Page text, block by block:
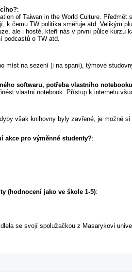
:
of Taiwan in the World Culture.
k čemu TW politika směřuje atd. Velikým
ale i hosté, kteří nás v první půlce kurzu
podcastů o TW atd.
míst na sezení (i na spaní), týmové
softwaru, potřeba vlastního notebooku
vlastní notebook. Přístup k internetu
však knihovny byly zavřené, je možné
akce pro výměnné studenty?:
(hodnocení jako ve škole 1-5):
se svojí spolužačkou z Masarykovi